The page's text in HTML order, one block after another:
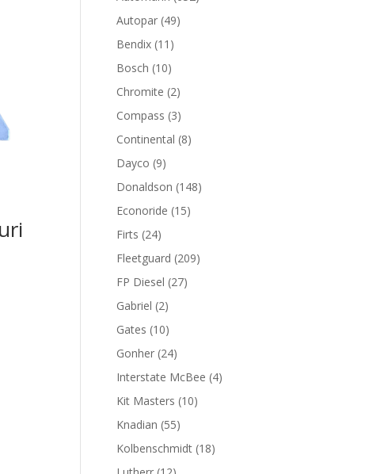
Autopar 4949
Bendix 11 11
productos
Bosch 1010
productos
Chromite 22
productos
Compass 33
productos
Continental 88
Dayco 99
productos
Donaldson 148148
Econoride 1515
Firts 2424
productos
Fleetguard 209209
FP Diesel 2727
Gabriel 22
productos
Gates 1010
productos
Gonher 2424
productos
Interstate McBee 44
Kit Masters 1010
Knadian 5555
productos
Kolbenschmidt 1818